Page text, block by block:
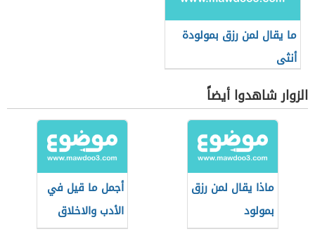
ما يقال لمن رزق بمولودة
أنثى
الزوار شاهدوا أيضاً
ماذا يقال لمن رزق
بمولود
أجمل ما قيل في
الأدب والاخلاق